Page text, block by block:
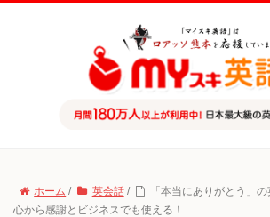
ホーム / 英会話 /
「本当にありがとう」
心から感謝とビジネスでも使える！